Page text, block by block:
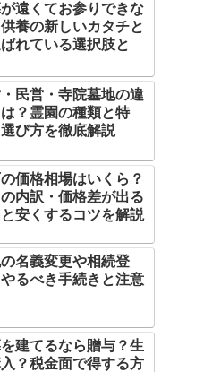
遠くてお参りできな
養の新しいカタチと
れている選択肢と
民営・寺院墓地の違
？霊園の種類と特
び方を徹底解説
価格相場はいくら？
内訳・価格差が出る
安くするコツを解説
名義変更や相続登
るべき手続きと注意
建てるなら贈与？生
？税金面で得する方